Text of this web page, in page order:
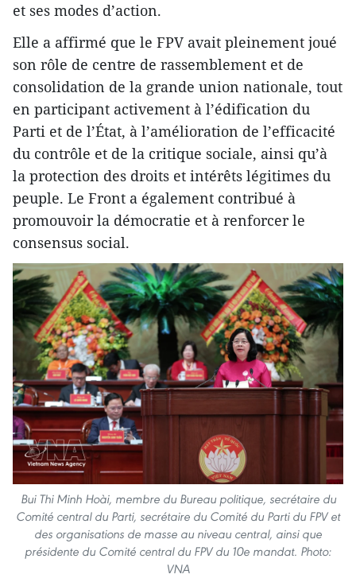
et ses modes d’action.
Elle a affirmé que le FPV avait pleinement joué
son rôle de centre de rassemblement et de
consolidation de la grande union nationale, tout
en participant activement à l’édification du
Parti et de l’État, à l’amélioration de l’efficacité
du contrôle et de la critique sociale, ainsi qu’à
la protection des droits et intérêts légitimes du
peuple. Le Front a également contribué à
promouvoir la démocratie et à renforcer le
consensus social.
Bui Thi Minh Hoài, membre du Bureau politique, secrétaire du
Comité central du Parti, secrétaire du Comité du Parti du FPV et
des organisations de masse au niveau central, ainsi que
présidente du Comité central du FPV du 10e mandat. Photo:
VNA